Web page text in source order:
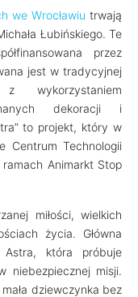
we Wrocławiu trwają
Łubińskiego. Te
przez
jest w tradycyjnej
wykorzystaniem
dekoracji i
to projekt, który w
Centrum Technologii
Animarkt Stop
miłości, wielkich
życia. Główna
Astra, która próbuje
niebezpiecznej misji.
dziewczynka bez